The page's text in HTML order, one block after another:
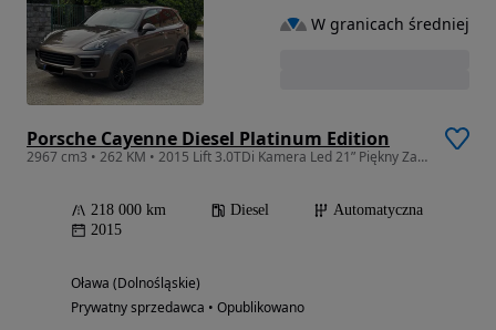
Porsche Cayenne Diesel Platinum Edition
2967 cm3 • 262 KM • 2015 Lift 3.0TDi Kamera Led 21” Piękny Zamiana
218 000 km Diesel
Automatyczna
2015
Oława (Dolnośląskie)
Prywatny sprzedawca • Opublikowano
W granicach średniej